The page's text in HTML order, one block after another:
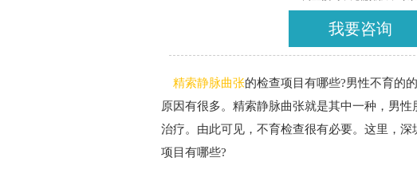
我要咨询
精索静脉曲张的检查项目有哪些?男性不育的
原因有很多。精索静脉曲张就是其中一种，男
治疗。由此可见，不育检查很有必要。这里，
项目有哪些?